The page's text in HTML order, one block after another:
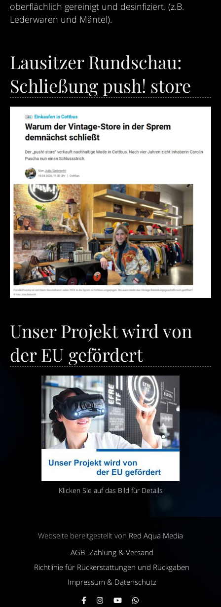
oberflächlich gereinigt und desinfiziert. (z.B.
Lederwaren und Mäntel).
Lausitzer Rundschau:
Schließung push! store
Unser Projekt wird von
der EU gefördert
Klicken Sie auf das Bild für Details
Webseite bereitgestellt von Red Aqua Media
AGB Zahlung & Versand
Richtlinie für Rückerstattungen und Rückgaben
Impressum & Datenschutz